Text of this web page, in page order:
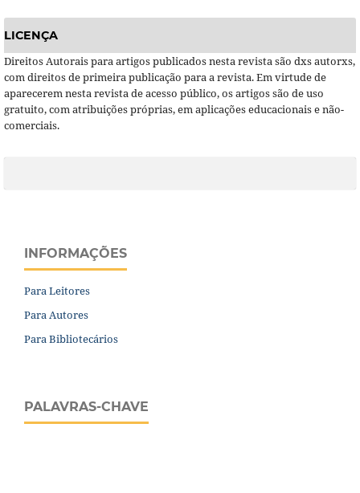
LICENÇA
Direitos Autorais para artigos publicados nesta revista são dxs autorxs,
com direitos de primeira publicação para a revista. Em virtude de
aparecerem nesta revista de acesso público, os artigos são de uso
gratuito, com atribuições próprias, em aplicações educacionais e não-
comerciais.
INFORMAÇÕES
Para Leitores
Para Autores
Para Bibliotecários
PALAVRAS-CHAVE